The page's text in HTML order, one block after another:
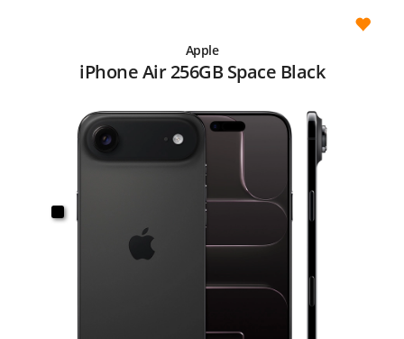
Apple
iPhone Air 256GB Space Black